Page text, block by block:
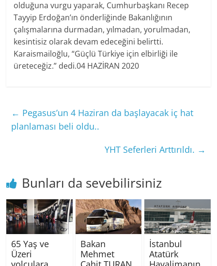
olduğuna vurgu yaparak, Cumhurbaşkanı Recep
Tayyip Erdoğan’ın önderliğinde Bakanlığının
çalışmalarına durmadan, yılmadan, yorulmadan,
kesintisiz olarak devam edeceğini belirtti.
Karaismailoğlu, “Güçlü Türkiye için elbirliği ile
üreteceğiz.” dedi.04 HAZİRAN 2020
← Pegasus’un 4 Haziran da başlayacak iç hat
planlaması beli oldu..
YHT Seferleri Arttırıldı. →
Bunları da sevebilirsiniz
65 Yaş ve
Üzeri
Bakan
Mehmet
İstanbul
Atatürk